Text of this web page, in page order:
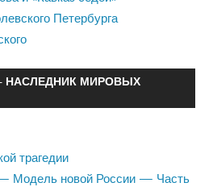
Петербурга
НАСЛЕДНИК МИРОВЫХ
трагедии
Модель новой России — Часть